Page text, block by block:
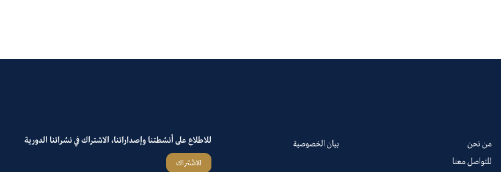
من نحن
للتواصل معنا
بيان الخصوصية للاطلاع على أنشطتنا وإصداراتنا، الاشتراك في نشراتنا الدورية
الاشتراك